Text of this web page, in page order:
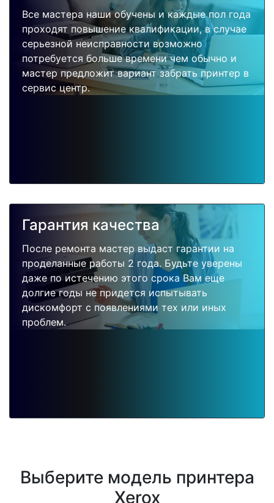
Все мастера наши обучены и каждые пол года
проходят повышение квалификации, в случае
серьезной неисправности возможно
потребуется больше времени чем обычно и
мастер предложит вариант забрать принтер в
сервис центр.
Гарантия качества
После ремонта мастер выдаст гарантии на
проделанные работы 2 года. Будьте уверены
даже по истечению этого срока Вам еще
долгие годы не придется испытывать
дискомфорт с появлениями тех или иных
проблем.
Выберите модель принтера
Xerox